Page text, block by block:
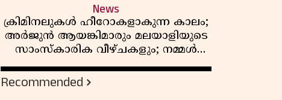
News
ക്രിമിനലുകൾ ഹീറോകളാകുന്ന കാലം;
അർജുൻ ആയങ്കിമാരും മലയാളിയുടെ
സാംസ്കാരിക വീഴ്ചകളും; നമ്മൾ
എങ്ങോട്ടാണ് പോകുന്നത്
Recommended